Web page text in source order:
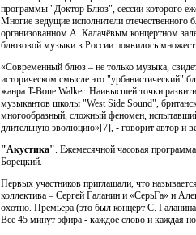
программы "Доктор Блюз", сессии которого
Многие ведущие исполнители отечественного
организованном А. Калачёвым концертном
блюзовой музыки в России появилось
«Современный блюз – не только музыка,
историческом смысле это "урбанистический"
жанра T-Bone Walker. Наивысшей точки
музыкантов школы "West Side Sound",
многообразный, сложный феномен,
длительную эволюцию»[7], - говорит автор и
"Акустика". Ежемесячной часовая
Борецкий.
Первых участников приглашали, что
коллектива – Сергей Галанин и «СерьГа» и
охотно. Премьера (это был концерт С.
Все 45 минут эфира - каждое слово и каждая